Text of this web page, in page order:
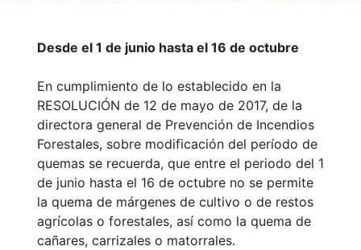
Desde el 1 de junio hasta el 16 de octubre
En cumplimiento de lo establecido en la
RESOLUCIÓN de 12 de mayo de 2017, de la
directora general de Prevención de Incendios
Forestales, sobre modificación del período de
quemas se recuerda, que entre el periodo del 1
de junio hasta el 16 de octubre no se permite
la quema de márgenes de cultivo o de restos
agrícolas o forestales, así como la quema de
cañares, carrizales o matorrales.